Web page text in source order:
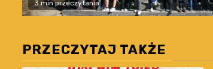
3 min przeczytania
PRZECZYTAJ TAKŻE